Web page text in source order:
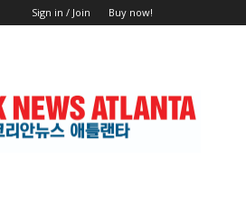
Sign in / Join Buy now!